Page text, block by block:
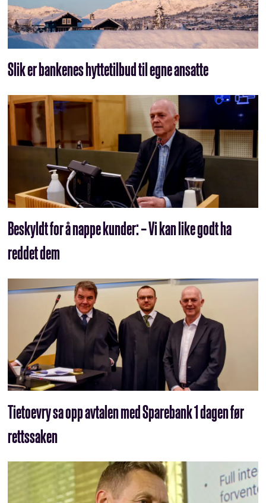
Slik er bankenes hytte­tilbud til egne ansatte
Beskyldt for å nappe kunder: – Vi kan like godt ha
reddet dem
Tietoevry sa opp avtalen med Sparebank 1 dagen før
rettssaken